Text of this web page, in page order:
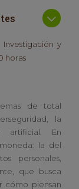
y
horas
de total
la
artificial. En
la del
personales,
que busca
cómo piensan